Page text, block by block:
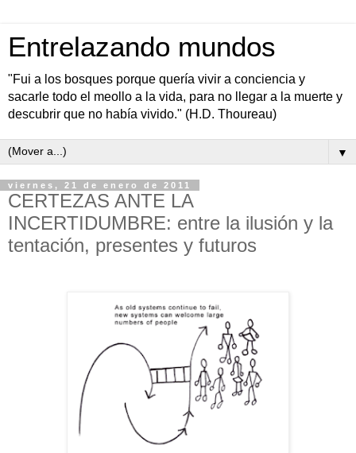
Entrelazando mundos
"Fui a los bosques porque quería vivir a conciencia y
sacarle todo el meollo a la vida, para no llegar a la muerte y
descubrir que no había vivido." (H.D. Thoureau)
▼
viernes, 21 de enero de 2011
CERTEZAS ANTE LA
INCERTIDUMBRE: entre la ilusión y la
tentación, presentes y futuros